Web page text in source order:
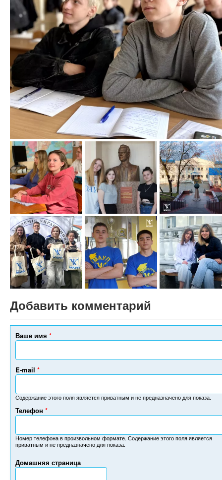
Добавить комментарий
Ваше имя *
E-mail *
Содержание этого поля является приватным и не предназначено для показа.
Домашняя страница
Телефон *
Н
м
е
т
Номер телефона в произвольном формате. Содержание этого поля является
приватным и не предназначено для показа.